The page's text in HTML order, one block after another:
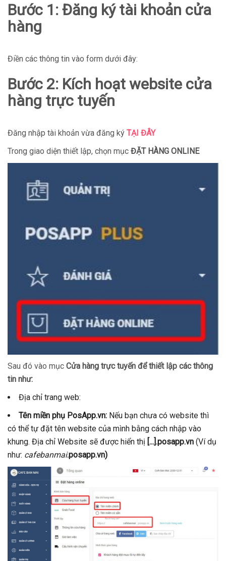
Bước 1: Đăng ký tài khoản cửa
hàng
Điền các thông tin vào form dưới đây:
Bước 2: Kích hoạt website cửa
hàng trực tuyến
Đăng nhập tài khoản vừa đăng ký TẠI ĐÂY
Trong giao diện thiết lập, chọn mục ĐẶT HÀNG ONLINE
Sau đó vào mục Cửa hàng trực tuyến để thiết lập các thông
tin như:
Địa chỉ trang web:
Tên miền phụ PosApp.vn: Nếu bạn chưa có website thì
có thể tự đặt tên website của mình bằng cách nhập vào
khung. Địa chỉ Website sẽ được hiển thị [...].posapp.vn (Ví dụ
như: cafebanmai.posapp.vn)